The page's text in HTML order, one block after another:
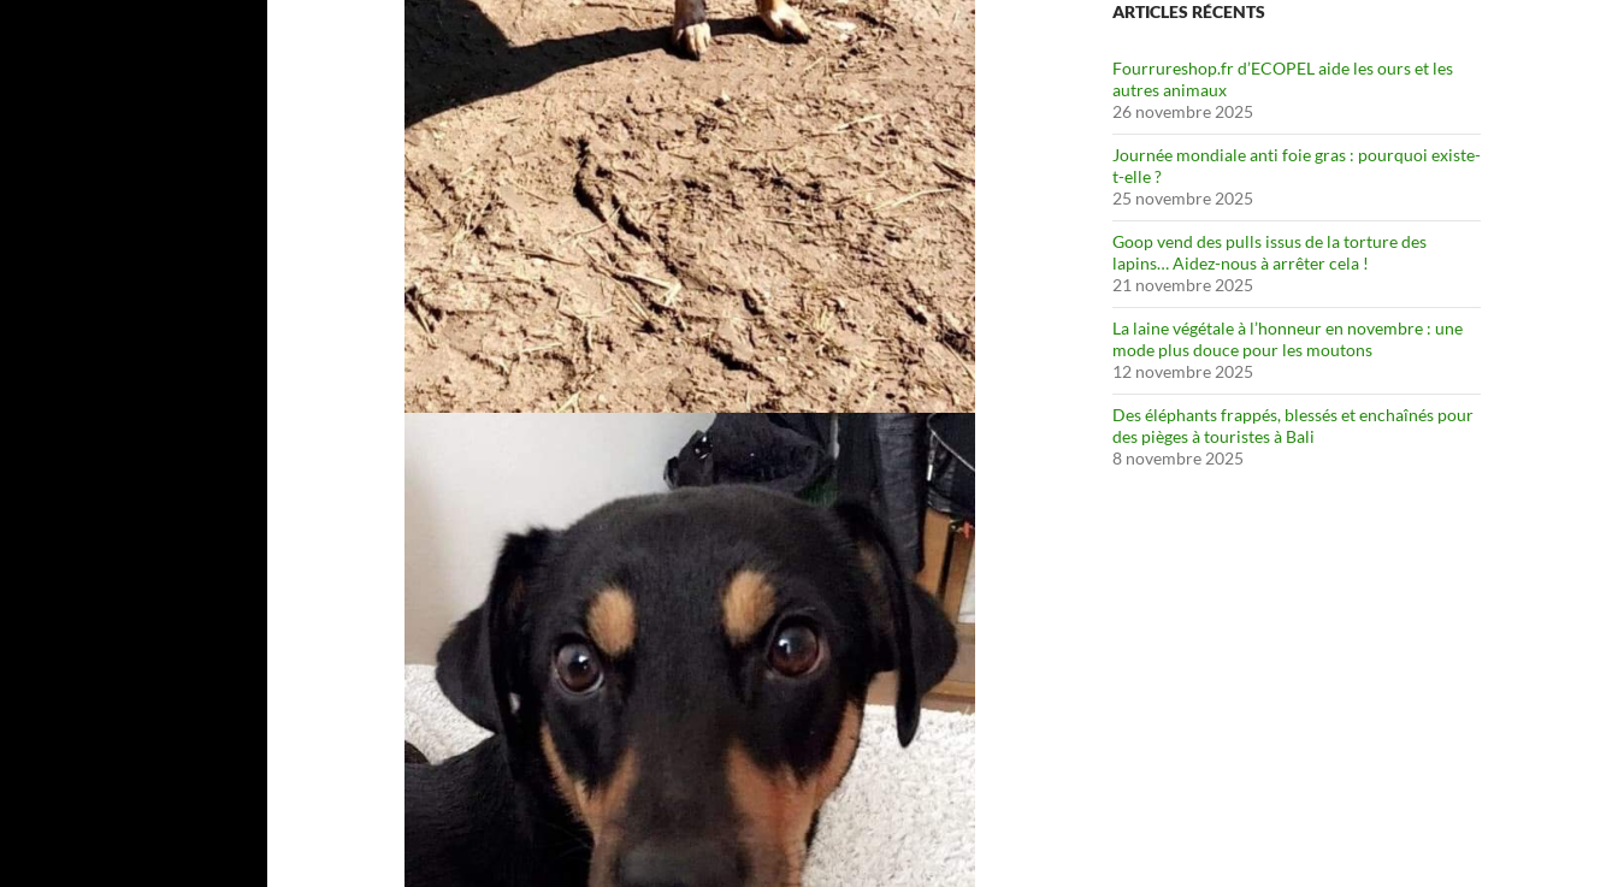
ARTICLES RÉCENTS
Fourrureshop.fr d’ECOPEL aide les ours et les
autres animaux
26 novembre 2025
Journée mondiale anti foie gras : pourquoi existe-
t-elle ?
25 novembre 2025
Goop vend des pulls issus de la torture des
lapins… Aidez-nous à arrêter cela !
21 novembre 2025
La laine végétale à l’honneur en novembre : une
mode plus douce pour les moutons
12 novembre 2025
Des éléphants frappés, blessés et enchaînés pour
des pièges à touristes à Bali
8 novembre 2025